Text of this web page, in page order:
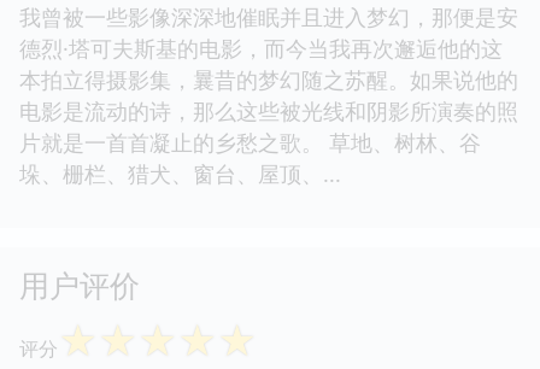
我曾被一些影像深深地催眠并且进入梦幻，那便是安
德烈·塔可夫斯基的电影，而今当我再次邂逅他的这
本拍立得摄影集，曩昔的梦幻随之苏醒。如果说他的
电影是流动的诗，那么这些被光线和阴影所演奏的照
片就是一首首凝止的乡愁之歌。 草地、树林、谷
垛、栅栏、猎犬、窗台、屋顶、...
用户评价
评分 ☆☆☆☆☆